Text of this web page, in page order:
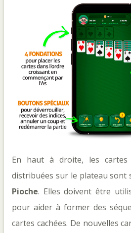
En haut à droite, les
distribuées sur le plateau sont
Pioche. Elles doivent être
pour aider à former des
cartes cachées. De nouvelles